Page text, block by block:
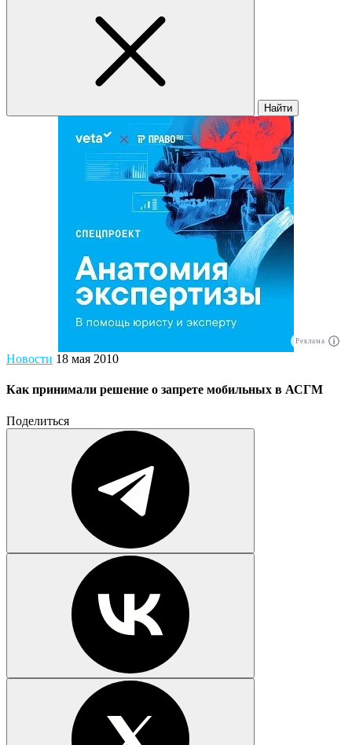
Найти
Реклама
Новости 18 мая 2010
Как принимали решение о запрете мобильных в АСГМ
Поделиться